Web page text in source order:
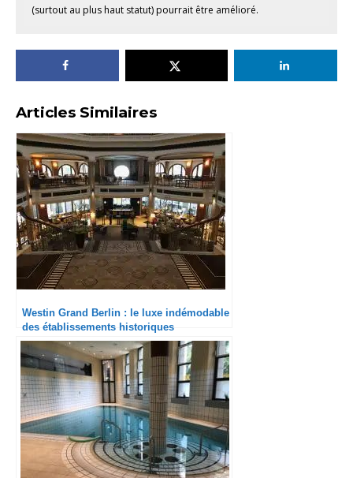
(surtout au plus haut statut) pourrait être amélioré.
Articles Similaires
Westin Grand Berlin : le luxe indémodable
des établissements historiques